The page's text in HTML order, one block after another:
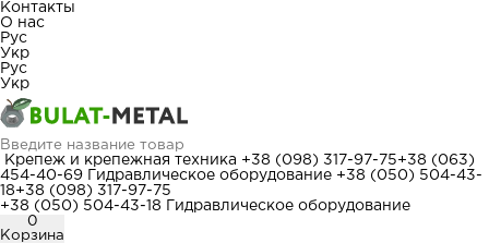
Контакты
О нас
Рус
Укр
Рус
Укр
Крепеж и крепежная техника +38 (098) 317-97-75+38 (063)
454-40-69
Гидравлическое оборудование +38 (050) 504-43-
18+38 (098) 317-97-75
+38 (050) 504-43-18
Гидравлическое оборудование
0
Корзина